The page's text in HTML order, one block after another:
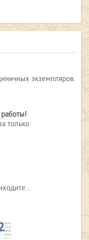
экземпляров.
только